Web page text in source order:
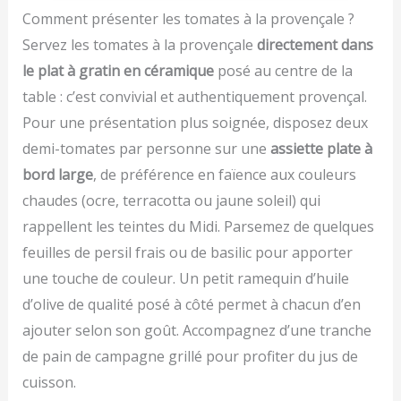
conception soignée et
facile, Lavable au lave-
vaisselle Contenu: 1x
Westmark Evideur de
Tomate, Gallant, 5 ans de
garantie, dimensions : 16,6
x 2,7 x 2 cm, poids : 32
grammes, matériau : acier
inoxydable/plastique (PP,
TPE), couleur : noir/rouge,
29202270
Compatible au lave-
vaisselle Facile à ranger -
avec boucle de
suspension
Comment présenter les tomates à la provençale ?
Servez les tomates à la provençale directement dans
le plat à gratin en céramiqueposé au centre de la
table : c’est convivial et authentiquement provençal.
Pour une présentation plus soignée, disposez deux
demi-tomates par personne sur une assiette plate à
bord large, de préférence en faïence aux couleurs
chaudes (ocre, terracotta ou jaune soleil) qui
rappellent les teintes du Midi. Parsemez de quelques
feuilles de persil frais ou de basilic pour apporter
une touche de couleur. Un petit ramequin d’huile
d’olive de qualité posé à côté permet à chacun d’en
ajouter selon son goût. Accompagnez d’une tranche
de pain de campagne grillé pour profiter du jus de
cuisson.